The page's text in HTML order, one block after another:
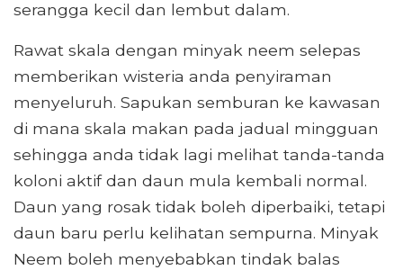
serangga kecil dan lembut dalam.
Rawat skala dengan minyak neem selepas
memberikan wisteria anda penyiraman
menyeluruh. Sapukan semburan ke kawasan
di mana skala makan pada jadual mingguan
sehingga anda tidak lagi melihat tanda-tanda
koloni aktif dan daun mula kembali normal.
Daun yang rosak tidak boleh diperbaiki, tetapi
daun baru perlu kelihatan sempurna. Minyak
Neem boleh menyebabkan tindak balas